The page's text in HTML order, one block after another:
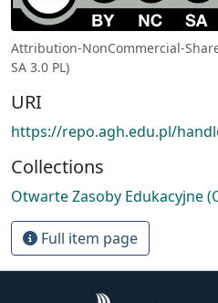
Attribution-NonCommercial-
SA 3.0 PL)
URI
https://repo.agh.edu.pl/
Collections
Otwarte Zasoby Edukacyjne
Full item page